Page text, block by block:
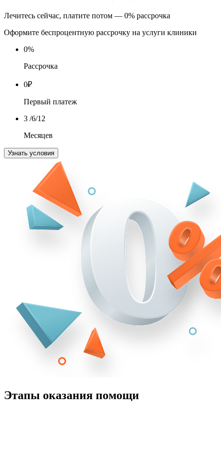
Лечитесь сейчас, платите потом — 0% рассрочка
Оформите беспроцентную рассрочку на услуги клиники
0%
Рассрочка
0₽
Первый платеж
3 /6/12
Месяцев
Узнать условия
Этапы оказания помощи